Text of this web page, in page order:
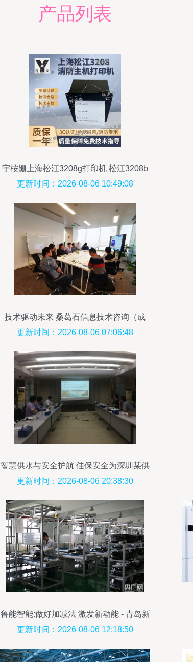
产品列表
宇桉姗上海松江3208g打印机 松江3208b
主机打印机 松江3208主机打印机
更新时间：2026-08-06 10:49:08
技术驱动未来 桑葛石信息技术咨询（成
都）的技术开发实践
更新时间：2026-08-06 07:06:48
智慧供水与安全护航 佳保安全为深圳某供
水公司安全技术服务项目成功启动技术开
更新时间：2026-08-06 20:38:30
鲁能智能:做好加减法 激发新动能 - 青岛新
闻网
更新时间：2026-08-06 12:18:50